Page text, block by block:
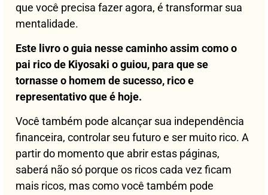
que você precisa fazer agora, é transformar sua
mentalidade.
Este livro o guia nesse caminho assim como o
pai rico de Kiyosaki o guiou, para que se
tornasse o homem de sucesso, rico e
representativo que é hoje.
Você também pode alcançar sua independência
financeira, controlar seu futuro e ser muito rico. A
partir do momento que abrir estas páginas,
saberá não só porque os ricos cada vez ficam
mais ricos, mas como você também pode